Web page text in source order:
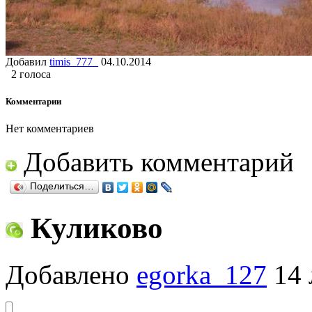
Добавил timis_777_
04.10.2014
2 голоса
Комментарии
Нет комментариев
Добавить комментарий
Поделиться…
Куликово
Добавлено egorka_127 14